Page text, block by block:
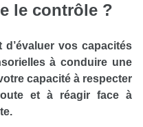
le contrôle ?
vos capacités
à conduire une
capacité à respecter
et à réagir face à